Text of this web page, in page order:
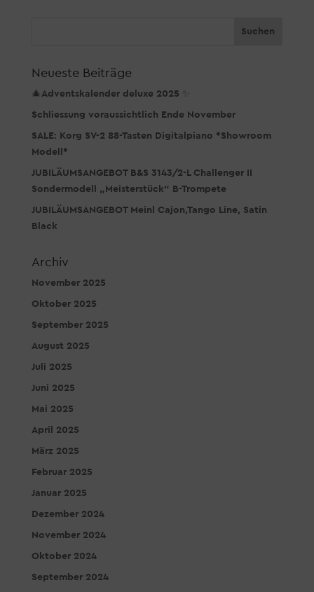
Neueste Beiträge
🎄Adventskalender deluxe 2025 ✨
Schliessung voraussichtlich Ende November
SALE: Korg SV-2 88-Tasten Digitalpiano *Showroom
Modell*
JUBILÄUMSANGEBOT B&S 3143/2-L Challenger II
Sondermodell „Meisterstück“ B-Trompete
JUBILÄUMSANGEBOT Meinl Cajon,Tango Line, Satin
Black
Archiv
November 2025
Oktober 2025
September 2025
August 2025
Juli 2025
Juni 2025
Mai 2025
April 2025
März 2025
Februar 2025
Januar 2025
Dezember 2024
November 2024
Oktober 2024
September 2024